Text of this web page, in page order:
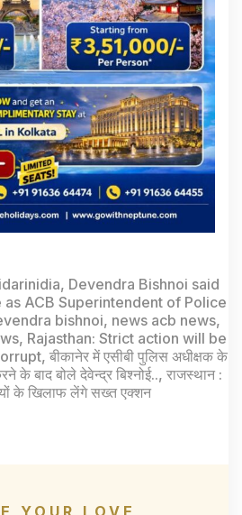
, Devendra Bishnoi said
ACB Superintendent of Police
bishnoi, news acb news,
, Rajasthan: Strict action will be
, बीकानेर में एसीबी पुलिस अधीक्षक के
के बाद बोले देवेन्द्र बिश्नोई.., राजस्थान :
के खिलाफ लेंगे सख्त एक्शन
YOUR LOVE